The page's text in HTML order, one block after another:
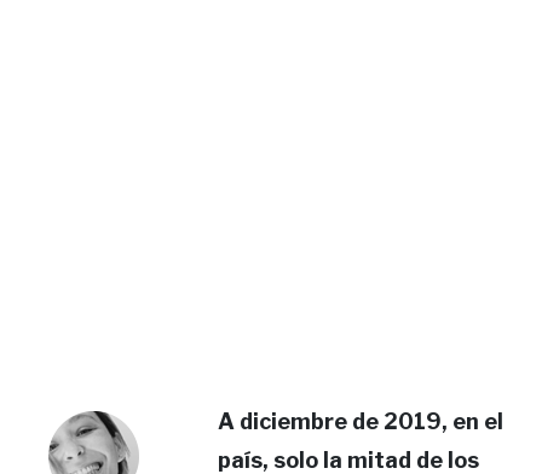
A diciembre de 2019, en el
país, solo la mitad de los